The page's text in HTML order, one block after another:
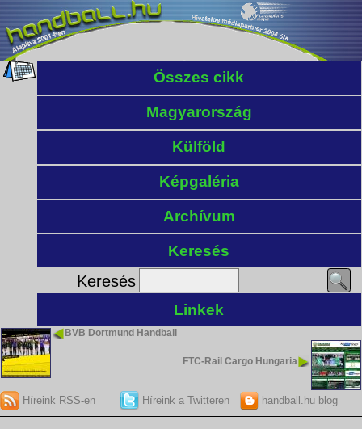
Összes cikk
Magyarország
Külföld
Képgaléria
Archívum
Keresés
Keresés
Linkek
BVB Dortmund Handball
FTC-Rail Cargo Hungaria
Híreink RSS-en Híreink a Twitteren handball.hu blog